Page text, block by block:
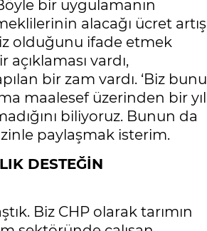
bir uygulamanın
alacağı ücret artış
olduğunu ifade etmek
vardı,
bir zam vardı. ‘Biz bunu
maalesef üzerinden bir yıl
biliyoruz. Bunun da
paylaşmak isterim.
DESTEĞİN
Biz CHP olarak tarımın